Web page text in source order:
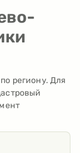
региону. Для